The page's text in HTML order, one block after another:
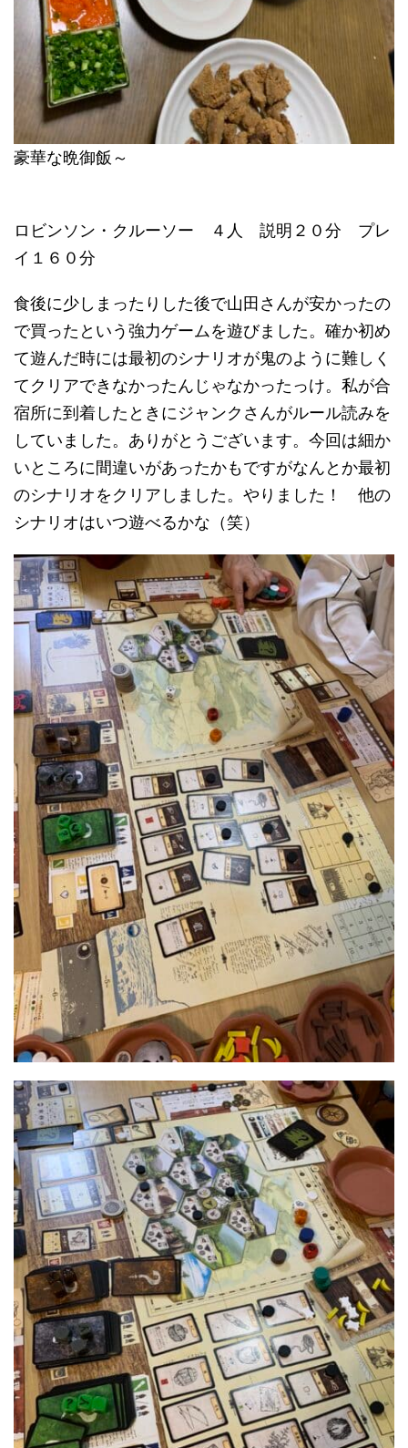
豪華な晩御飯～
ロビンソン・クルーソー ４人 説明２０分 プレ
イ１６０分
食後に少しまったりした後で山田さんが安かったの
で買ったという強力ゲームを遊びました。確か初め
て遊んだ時には最初のシナリオが鬼のように難しく
てクリアできなかったんじゃなかったっけ。私が合
宿所に到着したときにジャンクさんがルール読みを
していました。ありがとうございます。今回は細か
いところに間違いがあったかもですがなんとか最初
のシナリオをクリアしました。やりました！ 他の
シナリオはいつ遊べるかな（笑）